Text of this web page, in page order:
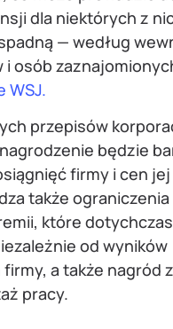
dla niektórych z
— według
osób
WSJ.
przepisów
będzie
firmy i cen
także ograniczenia
które
od wyników
a także nagród
pracy.